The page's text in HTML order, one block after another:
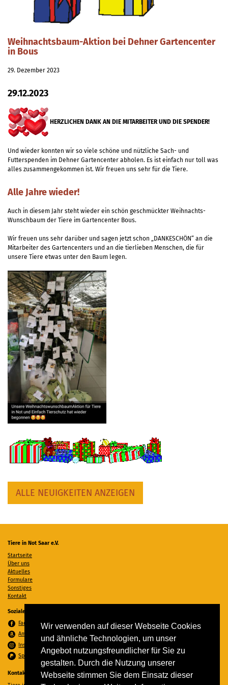
Wir verwenden auf dieser Webseite Cookies
und ähnliche Technologien, um unser
Angebot nutzungsfreundlicher für Sie zu
gestalten. Durch die Nutzung unserer
Webseite stimmen Sie dem Einsatz dieser
Weihnachtsbaum-Aktion bei Dehner Gartencenter
in Bous
29. Dezember 2023
29.12.2023
HERZLICHEN DANK AN DIE MITARBEITER UND DIE SPENDER!
Und wieder konnten wir so viele schöne und nützliche Sach- und
Futterspenden im Dehner Gartencenter abholen. Es ist einfach nur toll was
alles zusammengekommen ist. Wir freuen uns sehr für die Tiere.
Alle Jahre wieder!
Auch in diesem Jahr steht wieder ein schön geschmückter Weihnachts-
Wunschbaum der Tiere im Gartencenter Bous.
Wir freuen uns sehr darüber und sagen jetzt schon „DANKESCHÖN“ an die
Mitarbeiter des Gartencenters und an die tierlieben Menschen, die für
unsere Tiere etwas unter den Baum legen.
ALLE NEUIGKEITEN ANZEIGEN
Tiere in Not Saar e.V.
Startseite
Über uns
Aktuelles
Formulare
Sonstiges
Kontakt
Soziale Medien
Facebook
Amazon Wunschzettel
Instagram
Spenden per PayPal
Kontakt